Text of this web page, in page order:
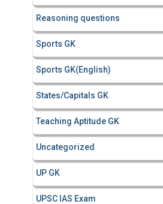
Reasoning questions
Sports GK
Sports GK(English)
States/Capitals GK
Teaching Aptitude GK
Uncategorized
UP GK
UPSC IAS Exam